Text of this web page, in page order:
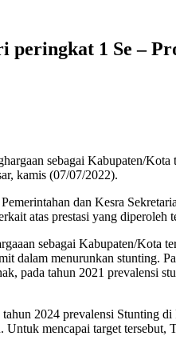
peringkat 1 Se –
sebagai Kabupaten/
kamis (07/07/2022).
dan Kesra
atas prestasi yang diperoleh
sebagai Kabupaten/
dalam menurunkan stunting.
pada tahun 2021 prevalensi
2024 prevalensi Stunting
mencapai target